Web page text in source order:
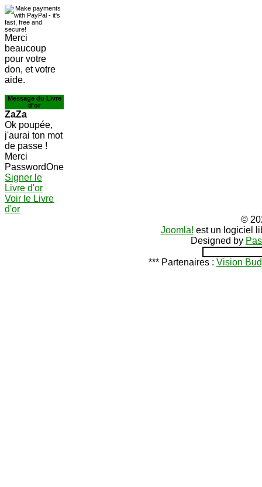
Merci
beaucoup
pour votre
don, et votre
aide.
Message du Livre
d'or
ZaZa
Ok poupée,
j'aurai ton mot
de passe !
Merci
PasswordOne
Signer le
Livre d'or
Voir le Livre
d'or
©
Joomla! est un logiciel
Designed by
*** Partenaires : Vision